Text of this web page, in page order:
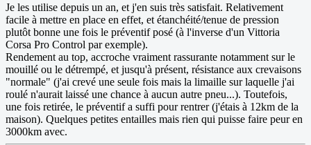
Je les utilise depuis un an, et j'en suis très satisfait. Relativement
facile à mettre en place en effet, et étanchéité/tenue de pression
plutôt bonne une fois le préventif posé (à l'inverse d'un Vittoria
Corsa Pro Control par exemple).
Rendement au top, accroche vraiment rassurante notamment sur le
mouillé ou le détrempé, et jusqu'à présent, résistance aux crevaisons
"normale" (j'ai crevé une seule fois mais la limaille sur laquelle j'ai
roulé n'aurait laissé une chance à aucun autre pneu...). Toutefois,
une fois retirée, le préventif a suffi pour rentrer (j'étais à 12km de la
maison). Quelques petites entailles mais rien qui puisse faire peur en
3000km avec.